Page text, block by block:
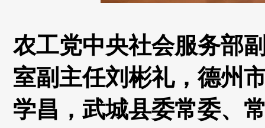
农工党中央社会服务部
室副主任刘彬礼，德州
学昌，武城县委常委、